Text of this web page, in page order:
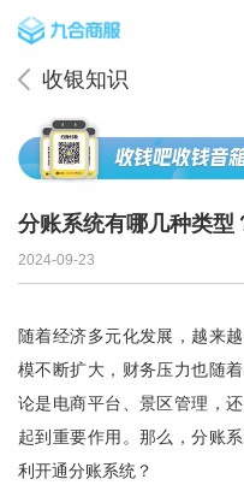
收银知识
分账系统有哪几种类型
2024-09-23
随着经济多元化发展，越来
模不断扩大，财务压力也随
论是电商平台、景区管理，
起到重要作用。那么，分账
利开通分账系统？